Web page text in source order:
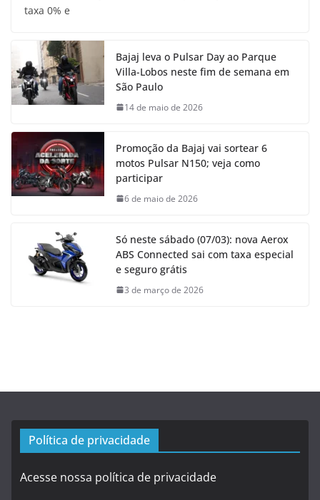
taxa 0% e
Bajaj leva o Pulsar Day ao Parque
Villa-Lobos neste fim de semana em
São Paulo
14 de maio de 2026
Promoção da Bajaj vai sortear 6
motos Pulsar N150; veja como
participar
6 de maio de 2026
Só neste sábado (07/03): nova Aerox
ABS Connected sai com taxa especial
e seguro grátis
3 de março de 2026
Política de privacidade
Acesse nossa política de privacidade